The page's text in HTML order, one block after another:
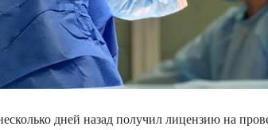
дней назад получил лицензию на